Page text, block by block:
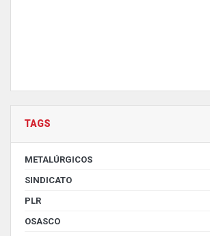
TAGS
METALÚRGICOS
SINDICATO
PLR
OSASCO